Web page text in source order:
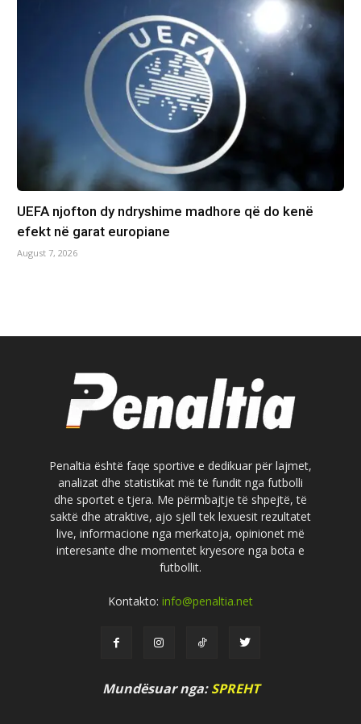
UEFA njofton dy ndryshime madhore që do kenë
efekt në garat europiane
August 7, 2026
Penaltia është faqe sportive e dedikuar për lajmet,
analizat dhe statistikat më të fundit nga futbolli
dhe sportet e tjera. Me përmbajtje të shpejtë, të
saktë dhe atraktive, ajo sjell tek lexuesit rezultatet
live, informacione nga merkatoja, opinionet më
interesante dhe momentet kryesore nga bota e
futbollit.
Kontakto: info@penaltia.net
Mundësuar nga:SPREHT